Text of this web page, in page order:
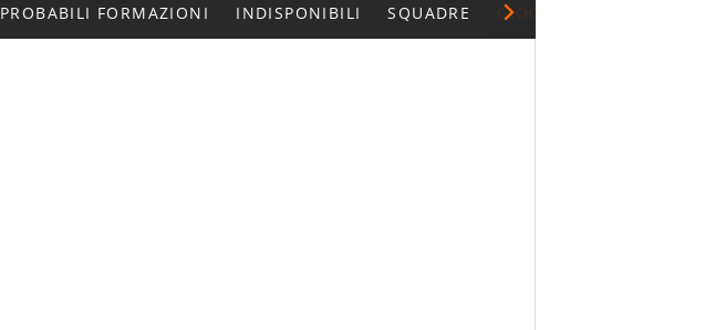
CALENDARI E CLASSIFICHE
PROBABILI FORMAZIONI INDISPONIBILI SQUADRE GIOCATORI SERIE A